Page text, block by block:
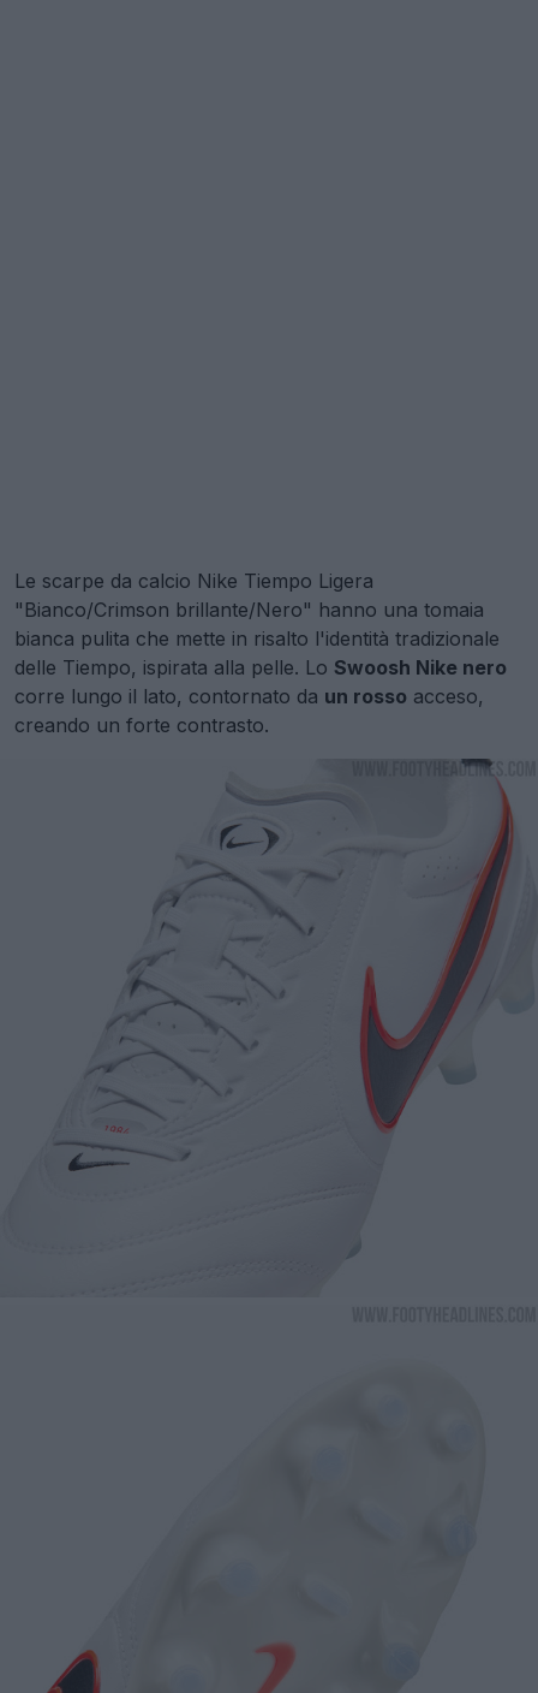
Le scarpe da calcio Nike Tiempo Ligera
"Bianco/Crimson brillante/Nero" hanno una tomaia
bianca pulita che mette in risalto l'identità tradizionale
delle Tiempo, ispirata alla pelle. Lo Swoosh Nike nero
corre lungo il lato, contornato da un rosso acceso,
creando un forte contrasto.